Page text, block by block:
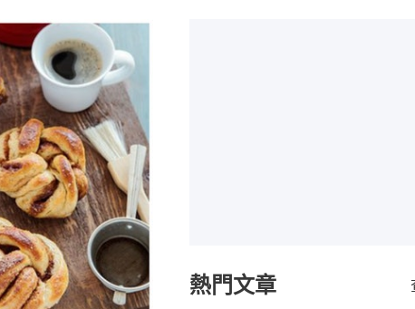
熱門文章